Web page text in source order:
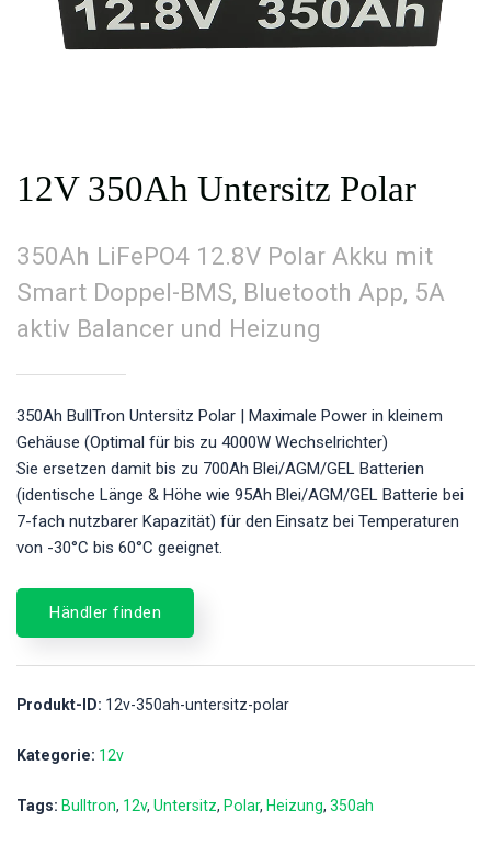
12V 350Ah Untersitz Polar
350Ah LiFePO4 12.8V Polar Akku mit
Smart Doppel-BMS, Bluetooth App, 5A
aktiv Balancer und Heizung
350Ah BullTron Untersitz Polar | Maximale Power in kleinem
Gehäuse (Optimal für bis zu 4000W Wechselrichter)
Sie ersetzen damit bis zu 700Ah Blei/AGM/GEL Batterien
(identische Länge & Höhe wie 95Ah Blei/AGM/GEL Batterie bei
7-fach nutzbarer Kapazität) für den Einsatz bei Temperaturen
von -30°C bis 60°C geeignet.
Händler finden
Produkt-ID: 12v-350ah-untersitz-polar
Kategorie: 12v
Tags: Bulltron 12v Untersitz Polar Heizung 350ah